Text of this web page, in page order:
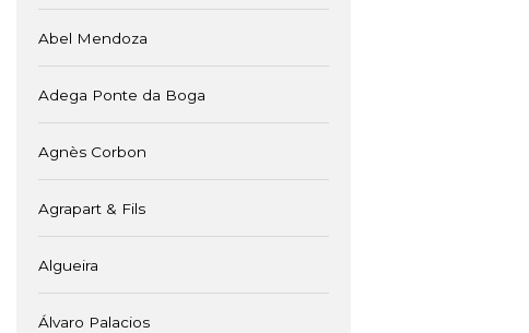
Abel Mendoza
Adega Ponte da Boga
Agnès Corbon
Agrapart & Fils
Algueira
Álvaro Palacios